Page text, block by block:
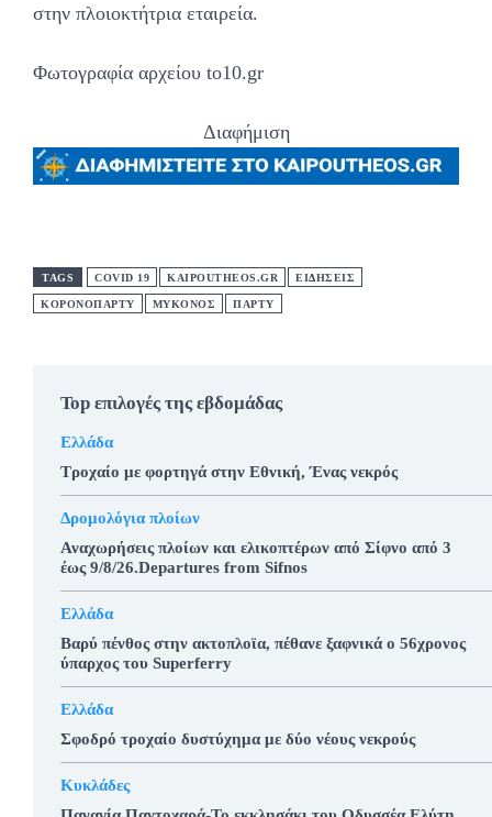
στην πλοιοκτήτρια εταιρεία.
Φωτογραφία αρχείου to10.gr
Διαφήμιση
TAGS COVID 19 KAIPOUTHEOS.GR ΕΙΔΗΣΕΙΣ
ΚΟΡΟΝΟΠΑΡΤΥ ΜΥΚΟΝΟΣ ΠΑΡΤΥ
Top επιλογές της εβδομάδας
Ελλάδα
Τροχαίο με φορτηγά στην Εθνική, Ένας νεκρός
Δρομολόγια πλοίων
Αναχωρήσεις πλοίων και ελικοπτέρων από Σίφνο από 3
έως 9/8/26.Departures from Sifnos
Ελλάδα
Βαρύ πένθος στην ακτοπλοϊα, πέθανε ξαφνικά ο 56χρονος
ύπαρχος του Superferry
Ελλάδα
Σφοδρό τροχαίο δυστύχημα με δύο νέους νεκρούς
Κυκλάδες